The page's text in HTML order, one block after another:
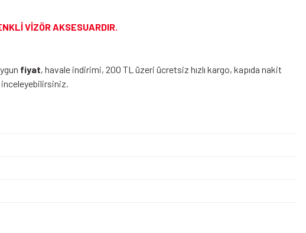
VİZÖR AKSESUARDIR.
fiyat, havale indirimi, 200 TL üzeri ücretsiz hızlı kargo, kapıda nakit